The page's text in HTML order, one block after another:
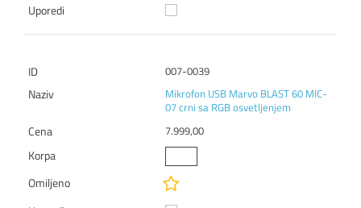
007-0039
Mikrofon USB Marvo BLAST 60 MIC-
07 crni sa RGB osvetljenjem
7.999,00